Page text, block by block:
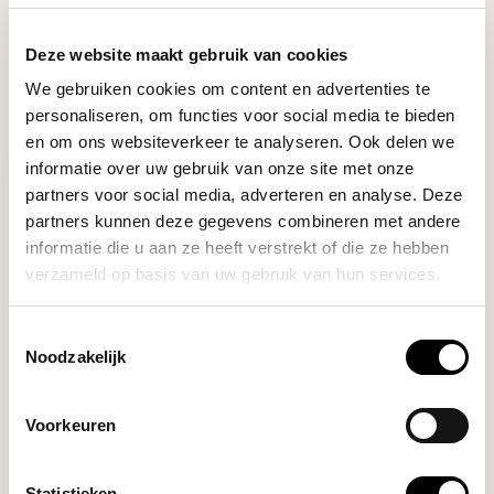
Deze website maakt gebruik van cookies
We gebruiken cookies om content en advertenties te
personaliseren, om functies voor social media te bieden
en om ons websiteverkeer te analyseren. Ook delen we
informatie over uw gebruik van onze site met onze
partners voor social media, adverteren en analyse. Deze
partners kunnen deze gegevens combineren met andere
informatie die u aan ze heeft verstrekt of die ze hebben
verzameld op basis van uw gebruik van hun services.
Noodzakelijk
Voorkeuren
Stel je vraag
RECENT BEKEKEN
(100 STUKS)